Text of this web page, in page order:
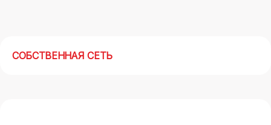
СОБСТВЕННАЯ СЕТЬ